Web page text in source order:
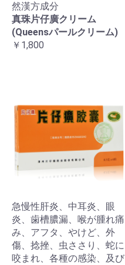
然漢方成分
真珠片仔廣クリーム
(Queensパールクリーム)
￥1,800
急慢性肝炎、中耳炎、眼
炎、歯槽膿漏、喉が腫れ痛
み、アフタ、やけど、外
傷、捻挫、虫ささり、蛇に
咬まれ、各種の感染、及び